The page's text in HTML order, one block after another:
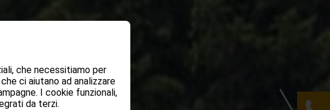
che necessitiamo per
ci aiutano ad analizzare
I cookie funzionali,
da terzi.